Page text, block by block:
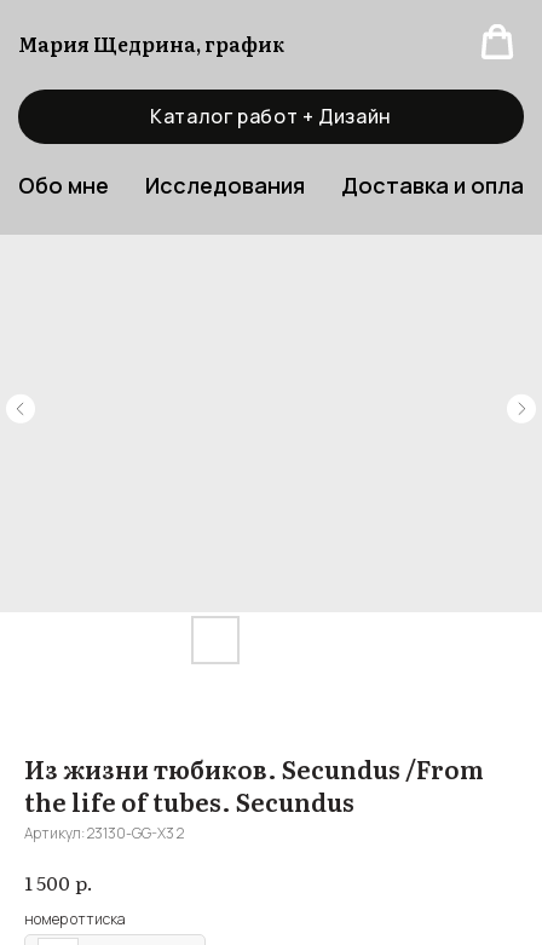
Мария Щедрина, график
Каталог работ + Дизайн
Обо мне Исследования Доставка и
Из жизни тюбиков. Secundus /From
the life of tubes. Secundus
Артикул:23130-GG-X3 2
1 500 р.
номер оттиска